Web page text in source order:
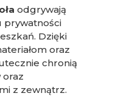
odgrywają
prywatności
Dzięki
oraz
chronią
oraz
z zewnątrz.